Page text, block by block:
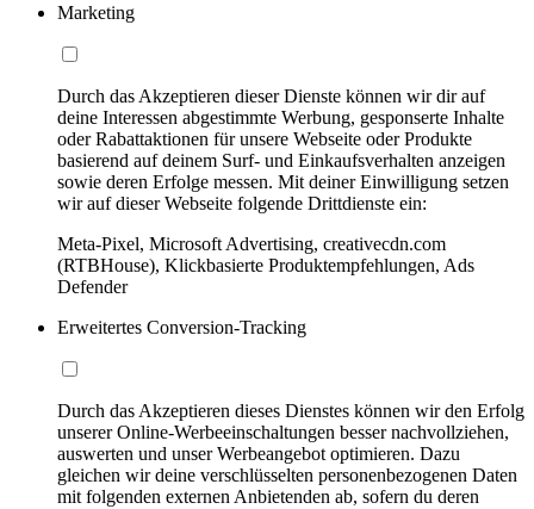
Marketing
Durch das Akzeptieren dieser Dienste können wir dir auf
deine Interessen abgestimmte Werbung, gesponserte Inhalte
oder Rabattaktionen für unsere Webseite oder Produkte
basierend auf deinem Surf- und Einkaufsverhalten anzeigen
sowie deren Erfolge messen. Mit deiner Einwilligung setzen
wir auf dieser Webseite folgende Drittdienste ein:
Meta-Pixel, Microsoft Advertising, creativecdn.com
(RTBHouse), Klickbasierte Produktempfehlungen, Ads
Defender
Erweitertes Conversion-Tracking
Durch das Akzeptieren dieses Dienstes können wir den Erfolg
unserer Online-Werbeeinschaltungen besser nachvollziehen,
auswerten und unser Werbeangebot optimieren. Dazu
gleichen wir deine verschlüsselten personenbezogenen Daten
mit folgenden externen Anbietenden ab, sofern du deren